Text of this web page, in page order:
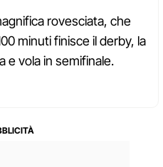
rovesciata, che
minuti finisce il derby, la
e vola in semifinale.